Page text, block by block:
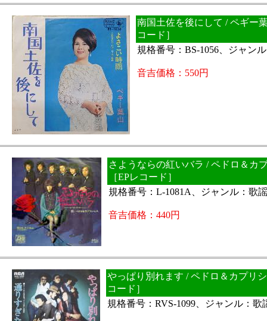
南国土佐を後にして / ペギー
コード］
規格番号：BS-1056、ジャン
音吉価格：550円
さようならの紅いバラ / ペドロ＆カ
［EPレコード］
規格番号：L-1081A、ジャンル：歌
音吉価格：440円
やっぱり別れます / ペドロ＆カプリ
コード］
規格番号：RVS-1099、ジャンル：歌